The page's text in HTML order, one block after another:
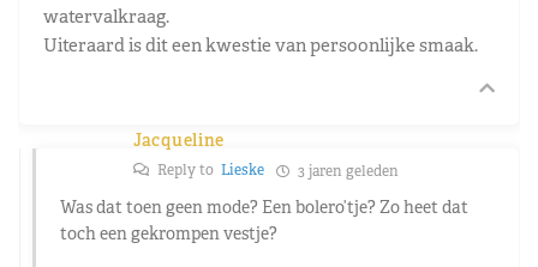
watervalkraag.
Uiteraard is dit een kwestie van persoonlijke smaak.
Jacqueline
Reply to Lieske 3 jaren geleden
Was dat toen geen mode? Een bolero’tje? Zo heet dat
toch een gekrompen vestje?